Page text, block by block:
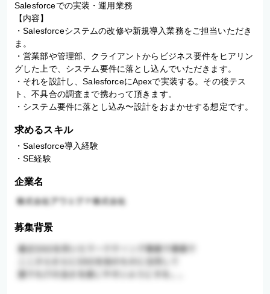
Salesforceでの実装・運用業務
【内容】
・Salesforceシステムの改修や新規導入業務をご担当いただき
ま。
・営業部や管理部、クライアントからビジネス要件をヒアリン
グした上で、システム要件に落とし込んでいただきます。
・それを設計し、SalesforceにApexで実装する。その後テス
ト、不具合の調査まで携わって頂きます。
・システム要件に落とし込み〜設計をおまかせする想定です。
求めるスキル
・Salesforce導入経験
・SE経験
企業名
募集背景